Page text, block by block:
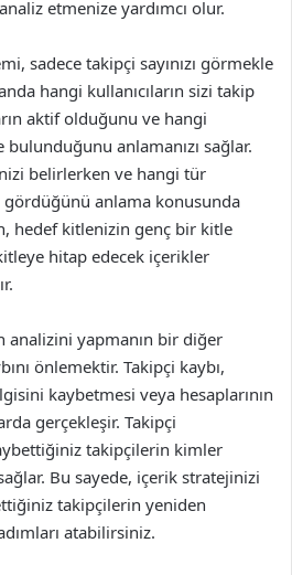
etmenize yardımcı olur.
sadece takipçi sayınızı görmekle
hangi kullanıcıların sizi takip
aktif olduğunu ve hangi
bulunduğunu anlamanızı sağlar.
belirlerken ve hangi tür
anlama konusunda
hedef kitlenizin genç bir kitle
hitap edecek içerikler
analizini yapmanın bir diğer
önlemektir. Takipçi kaybı,
kaybetmesi veya hesaplarının
gerçekleşir. Takipçi
takipçilerin kimler
Bu sayede, içerik stratejinizi
takipçilerin yeniden
atabilirsiniz.